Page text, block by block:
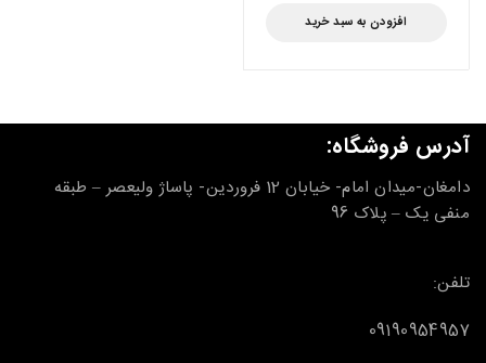
افزودن به سبد خرید
آدرس فروشگاه:
دامغان-میدان امام- خیابان 12 فروردین- پاساژ ولیعصر – طبقه
منفی یک – پلاک 96
تلفن:
09190954957